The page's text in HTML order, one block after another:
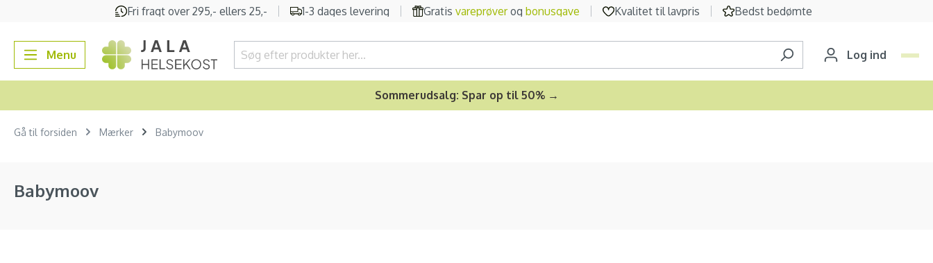
Gå til hovednavigationFri fragt over 295,- ellers 25,- 1-3 dages levering Gratisvareprøverogbonusgave Kvalitet til lavpris Bedst bedømte
Menu Log ind
Sommerudsalg: Spar op til 50% →
Gå til forsiden Mærker Babymoov
Babymoov